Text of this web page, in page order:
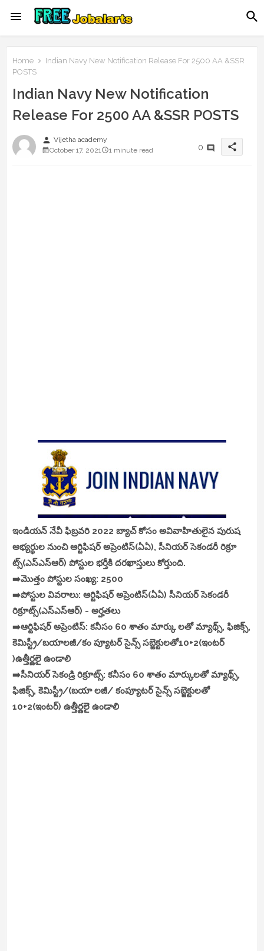
Home
Indian Navy New Notification Release For 2500 AA &SSR
POSTS
Indian Navy New Notification
Release For 2500 AA &SSR POSTS
person Vijetha academy
October 17, 2021
1 minute read 0 share
ఇండియన్ నేవీ ఫిబ్రవరి 2022 బ్యాచ్ కోసం అవివాహితులైన పురుష
అభ్యర్థుల నుంచి ఆర్టిఫిషర్ అప్రెంటిస్(ఏఏ), సీనియర్ సెకండరీ రిక్రూ
ట్స్(ఎస్ఎస్ఆర్) పోస్టుల భర్తీకి దరఖాస్తులు కోర్తుంది.
➡️మొత్తం పోస్టుల సంఖ్య: 2500
➡️పోస్టుల వివరాలు: ఆర్టిఫిషర్ అప్రెంటిస్(ఏఏ) సీనియర్ సెకండరీ
రిక్రూట్స్(ఎస్ఎస్ఆర్) - అర్హతలు
➡️ఆర్టిఫిషర్ అప్రెంటిస్: కనీసం 60 శాతం మార్కు లతో మ్యాథ్స్, ఫిజిక్స్,
కెమిస్ట్రీ/బయాలజీ/కం ప్యూటర్ సైన్స్ సబ్జెక్టులతో10+2(ఇంటర్
)ఉత్తీర్ణలై ఉండాలి
➡️సీనియర్ సెకండ్రి రిక్రూట్స్: కనీసం 60 శాతం మార్కులతో మ్యాథ్స్,
ఫిజిక్స్, కెమిస్ట్రీ/(బయా లజీ/ కంప్యూటర్ సైన్స్ సబ్జెక్టులతో
10+2(ఇంటర్) ఉత్తీర్ణలై ఉండాలి